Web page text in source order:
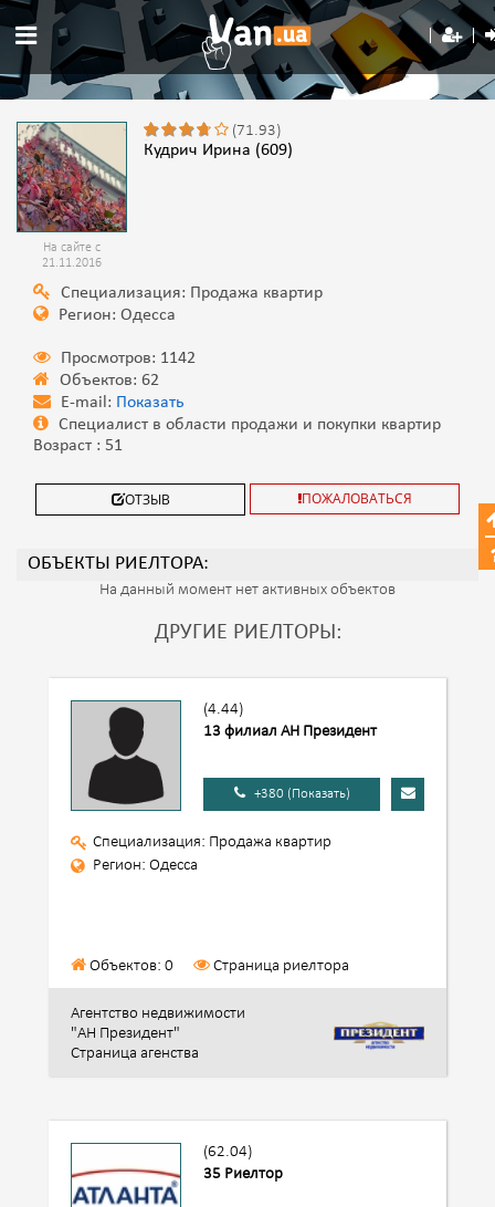
На сайте с
21.11.2016
(71.93)
Кудрич Ирина (609)
Специализация: Продажа квартир
Регион: Одесса
Просмотров: 1142
Объектов: 62
E-mail: Показать
Специалист в области продажи и покупки квартир
Возраст : 51
ОТЗЫВ ПОЖАЛОВАТЬСЯ
ОБЪЕКТЫ РИЕЛТОРА:
На данный момент нет активных объектов
ДРУГИЕ РИЕЛТОРЫ:
(4.44)
13 филиал АН Президент
+380 (Показать)
Специализация: Продажа квартир
Регион: Одесса
Объектов: 0 Страница риелтора
Агентство недвижимости
"АН Президент"
Страница агенства
(62.04)
35 Риелтор